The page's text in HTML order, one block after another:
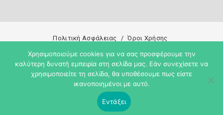
Πολιτική Ασφάλειας Όροι Χρήσης
Copyright 2026 Knowledge A.E.
Χρησιμοποιούμε cookies για να σας προσφέρουμε την
καλύτερη δυνατή εμπειρία στη σελίδα μας. Εάν συνεχίσετε να
χρησιμοποιείτε τη σελίδα, θα υποθέσουμε πως είστε
ικανοποιημένοι με αυτό.
Εντάξει